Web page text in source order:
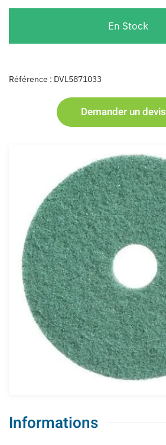
En Stock
Référence : DVL5871033
Demander un devis
Informations